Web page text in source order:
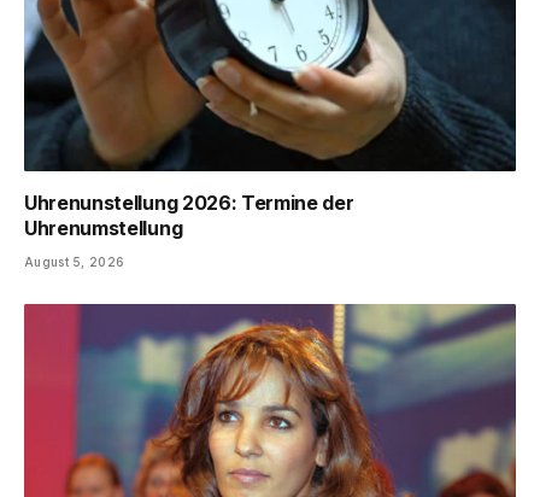
Uhrenunstellung 2026: Termine der
Uhrenumstellung
August 5, 2026